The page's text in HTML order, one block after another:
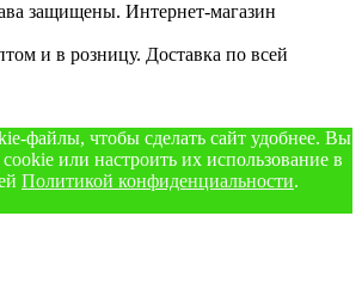
защищены. Интернет-магазин
и в розницу. Доставка по всей
чтобы сделать сайт удобнее. Вы
или настроить их использование в
Политикой конфиденциальности.